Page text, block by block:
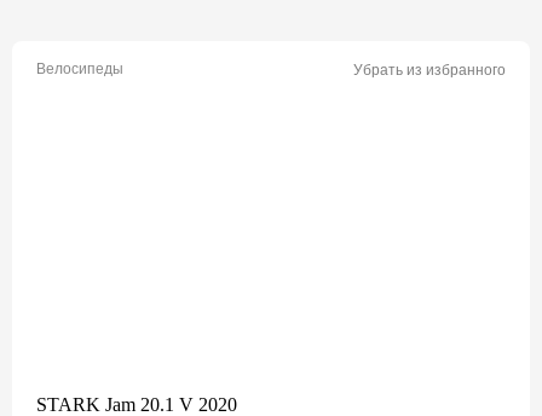
Велосипеды Убрать из избранного
STARK Jam 20.1 V 2020